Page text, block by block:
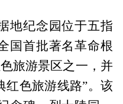
地纪念园位于五指
国首批著名革命根
旅游景区之一，并
红色旅游线路”。该